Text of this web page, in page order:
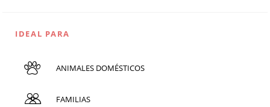
IDEAL PARA
ANIMALES DOMÉSTICOS
FAMILIAS